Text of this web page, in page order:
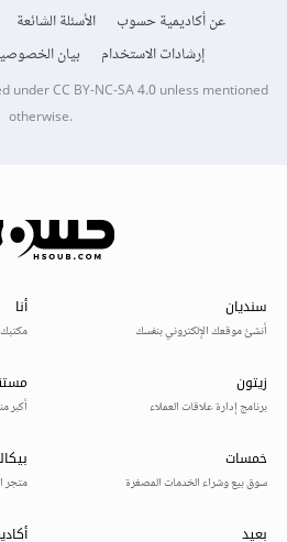
عن أكاديمية حسوب الأسئلة الشائعة
إرشادات الاستخدام
بيان
underCC BY-NC-SA 4.0unless mentioned
otherwise.